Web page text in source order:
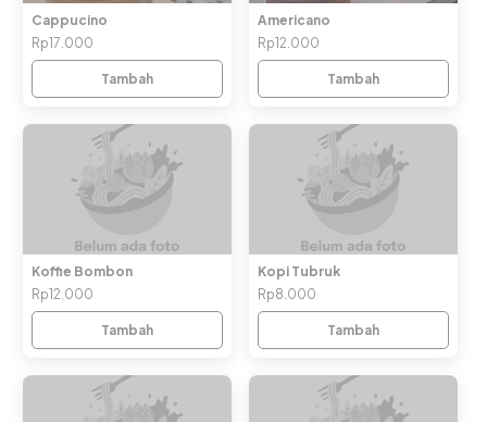
Cappucino
Rp17.000
Tambah
Americano
Rp12.000
Tambah
Koffie Bombon
Rp12.000
Tambah
Kopi Tubruk
Rp8.000
Tambah